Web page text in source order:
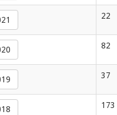
22
82
37
173